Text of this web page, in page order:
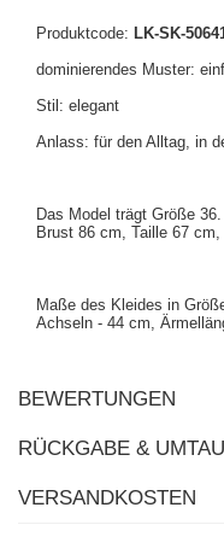
Produktcode: LK-SK-
dominierendes Muster:
Stil: elegant
Anlass: für den Alltag, in
Das Model trägt Größe
Brust 86 cm, Taille 67 cm,
Maße des Kleides in
Achseln - 44 cm,
BEWERTUNGEN
RÜCKGABE &
VERSANDKOSTEN